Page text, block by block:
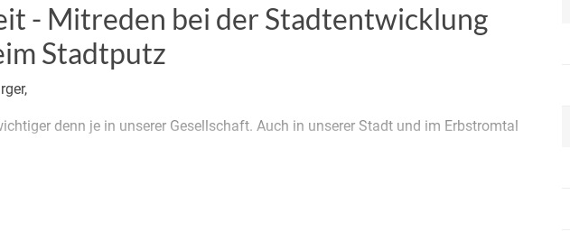
- Mitreden bei der Stadtentwicklung
Stadtputz
denn je in unserer Gesellschaft. Auch in unserer Stadt und im Erbstromtal